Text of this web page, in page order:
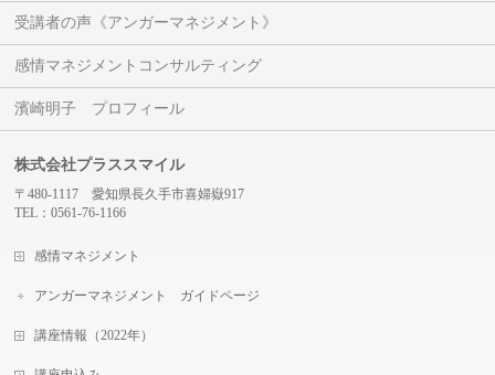
受講者の声《アンガーマネジメント》
感情マネジメントコンサルティング
濱崎明子 プロフィール
株式会社プラススマイル
〒480-1117 愛知県長久手市喜婦嶽917
TEL：0561-76-1166
感情マネジメント
アンガーマネジメント ガイドページ
講座情報（2022年）